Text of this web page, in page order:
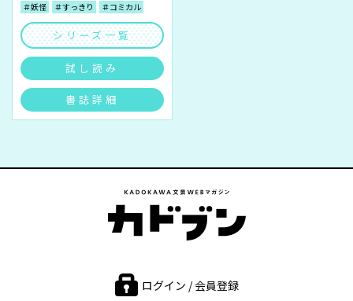
＃妖怪 ＃すっきり ＃コミカル
シリーズ一覧
試し読み
書誌詳細
ログイン / 会員登録